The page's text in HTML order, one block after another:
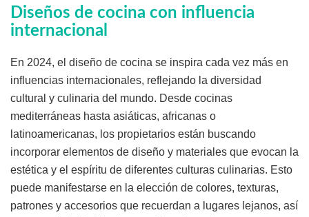
Diseños de cocina con influencia
internacional
En 2024, el diseño de cocina se inspira cada vez más en
influencias internacionales, reflejando la diversidad
cultural y culinaria del mundo. Desde cocinas
mediterráneas hasta asiáticas, africanas o
latinoamericanas, los propietarios están buscando
incorporar elementos de diseño y materiales que evocan la
estética y el espíritu de diferentes culturas culinarias. Esto
puede manifestarse en la elección de colores, texturas,
patrones y accesorios que recuerdan a lugares lejanos, así